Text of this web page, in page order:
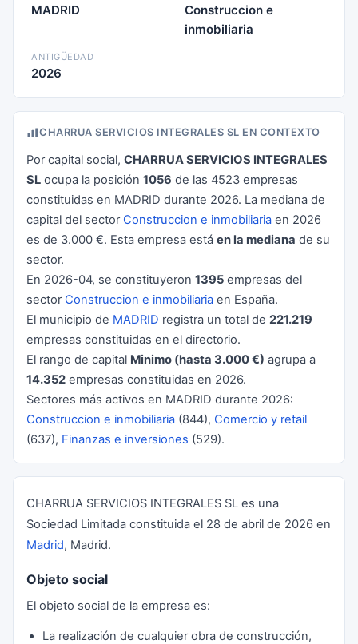
MADRID
Construccion e
inmobiliaria
ANTIGÜEDAD
2026
CHARRUA SERVICIOS INTEGRALES SL EN CONTEXTO
Por capital social, CHARRUA SERVICIOS INTEGRALES
SL ocupa la posición 1056 de las 4523 empresas
constituidas en MADRID durante 2026. La mediana de
capital del sector Construccion e inmobiliaria en 2026
es de 3.000 €. Esta empresa está en la mediana de su
sector.
En 2026-04, se constituyeron 1395 empresas del
sector Construccion e inmobiliaria en España.
El municipio de MADRID registra un total de 221.219
empresas constituidas en el directorio.
El rango de capital Minimo (hasta 3.000 €) agrupa a
14.352 empresas constituidas en 2026.
Sectores más activos en MADRID durante 2026:
Construccion e inmobiliaria (844), Comercio y retail
(637), Finanzas e inversiones (529).
CHARRUA SERVICIOS INTEGRALES SL es una
Sociedad Limitada constituida el 28 de abril de 2026 en
Madrid, Madrid.
Objeto social
El objeto social de la empresa es:
La realización de cualquier obra de construcción,